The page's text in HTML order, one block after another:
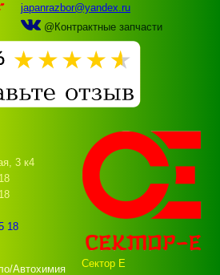
japanrazbor@yandex.ru
@Контрактные запчасти
Сектор Е
3 к4
18
Автохимия